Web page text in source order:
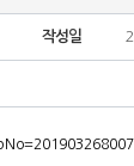
작성일